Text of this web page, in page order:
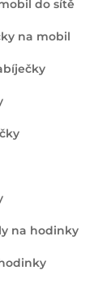
do sítě
na mobil
na hodinky